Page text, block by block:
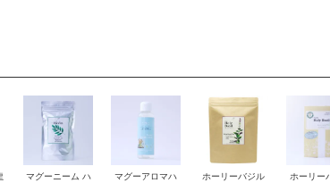
マグーニーム ハ
マグーアロマハ
ホーリーバジル
ホーリー